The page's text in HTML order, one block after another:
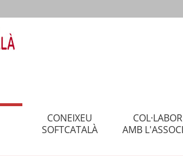
CONEIXEU
SOFTCATALÀ
AMB